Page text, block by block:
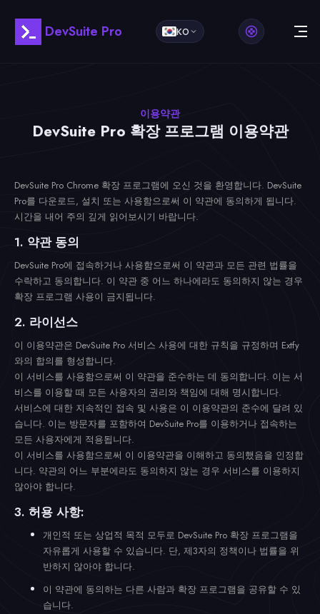
DevSuite Pro KO
이용약관
DevSuite Pro 확장 프로그램 이용약관
DevSuite Pro Chrome 확장 프로그램에 오신 것을 환영합니다. DevSuite
Pro를 다운로드, 설치 또는 사용함으로써 이 약관에 동의하게 됩니다.
시간을 내어 주의 깊게 읽어보시기 바랍니다.
1. 약관 동의
DevSuite Pro에 접속하거나 사용함으로써 이 약관과 모든 관련 법률을
수락하고 동의합니다. 이 약관 중 어느 하나에라도 동의하지 않는 경우
확장 프로그램 사용이 금지됩니다.
2. 라이선스
이 이용약관은 DevSuite Pro 서비스 사용에 대한 규칙을 규정하며 Extfy
와의 합의를 형성합니다.
이 서비스를 사용함으로써 이 약관을 준수하는 데 동의합니다. 이는 서
비스를 이용할 때 모든 사용자의 권리와 책임에 대해 명시합니다.
서비스에 대한 지속적인 접속 및 사용은 이 이용약관의 준수에 달려 있
습니다. 이는 방문자를 포함하여 DevSuite Pro를 이용하거나 접속하는
모든 사용자에게 적용됩니다.
이 서비스를 사용함으로써 이 이용약관을 이해하고 동의했음을 인정합
니다. 약관의 어느 부분에라도 동의하지 않는 경우 서비스를 이용하지
않아야 합니다.
3. 허용 사항:
개인적 또는 상업적 목적 모두로 DevSuite Pro 확장 프로그램을
자유롭게 사용할 수 있습니다. 단, 제3자의 정책이나 법률을 위
반하지 않아야 합니다.
이 약관에 동의하는 다른 사람과 확장 프로그램을 공유할 수 있
습니다.